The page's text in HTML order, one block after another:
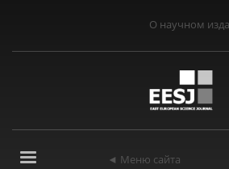
О научном
◄ Меню сайта